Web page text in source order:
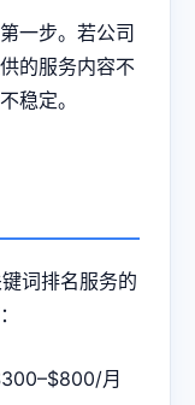
一步。若公司
的服务内容不
稳定。
词排名服务的
月